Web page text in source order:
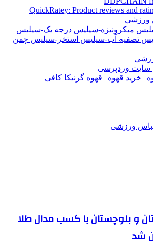
QuickRatey: Product reviews and
ورزشی
میکرونیزه-سیلیس درجه یک-سیلیس
تصفیه آب-سیلیس استخر-سیلیس چمن
وردپرسی
| خرید قهوه | قهوه گرنیکا کافی
ورزشی
و بلوچستان با کسب مدال طلا
شد